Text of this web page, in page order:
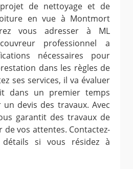
de nettoyage et de
en vue à Montmort
vous adresser à ML
professionnel a
nécessaires pour
dans les règles de
ses services, il va évaluer
dans un premier temps
devis des travaux. Avec
garantit des travaux de
de vos attentes. Contactez-
si vous résidez à